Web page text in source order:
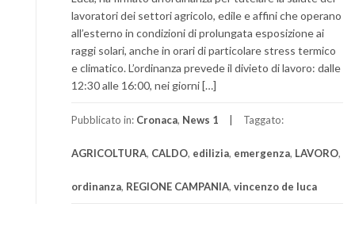
lavoratori dei settori agricolo, edile e affini che operano
all’esterno in condizioni di prolungata esposizione ai
raggi solari, anche in orari di particolare stress termico
e climatico. L’ordinanza prevede il divieto di lavoro: dalle
12:30 alle 16:00, nei giorni […]
Pubblicato in: Cronaca, News 1 Taggato:
AGRICOLTURA, CALDO, edilizia, emergenza, LAVORO,
ordinanza, REGIONE CAMPANIA, vincenzo de luca